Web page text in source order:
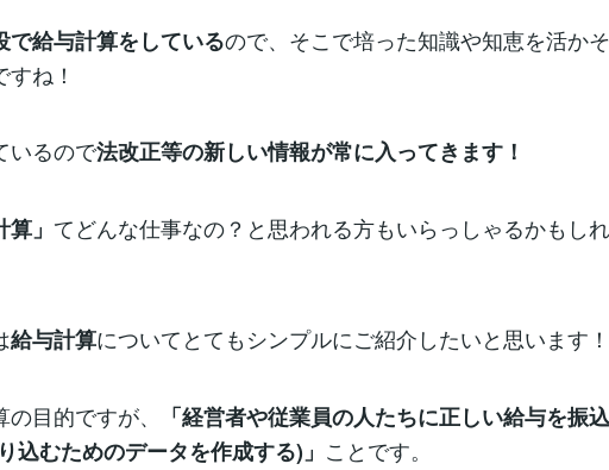
で給与計算をしているので、そこで培った知識や知恵を活か
ね！
いるので法改正等の新しい情報が常に入ってきます！
算」 てどんな仕事なの？と思われる方もいらっしゃるかもし
給与計算についてとてもシンプルにご紹介したいと思います！
目的ですが、
「経営者や従業員の人たちに正しい給与を振
込むためのデータを作成する)」 ことです。